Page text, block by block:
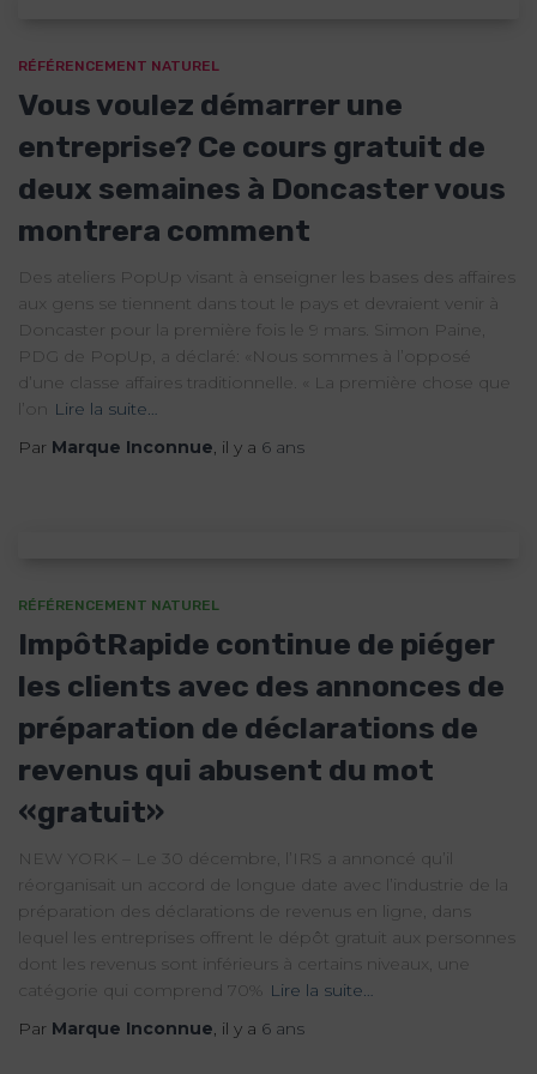
RÉFÉRENCEMENT NATUREL
Vous voulez démarrer une
entreprise? Ce cours gratuit de
deux semaines à Doncaster vous
montrera comment
Des ateliers PopUp visant à enseigner les bases des affaires
aux gens se tiennent dans tout le pays et devraient venir à
Doncaster pour la première fois le 9 mars. Simon Paine,
PDG de PopUp, a déclaré: «Nous sommes à l’opposé
d’une classe affaires traditionnelle. « La première chose que
l’on Lire la suite…
Par Marque Inconnue, il y a 6 ans
RÉFÉRENCEMENT NATUREL
ImpôtRapide continue de piéger
les clients avec des annonces de
préparation de déclarations de
revenus qui abusent du mot
«gratuit»
NEW YORK – Le 30 décembre, l’IRS a annoncé qu’il
réorganisait un accord de longue date avec l’industrie de la
préparation des déclarations de revenus en ligne, dans
lequel les entreprises offrent le dépôt gratuit aux personnes
dont les revenus sont inférieurs à certains niveaux, une
catégorie qui comprend 70%
Lire la suite…
Par Marque Inconnue, il y a 6 ans